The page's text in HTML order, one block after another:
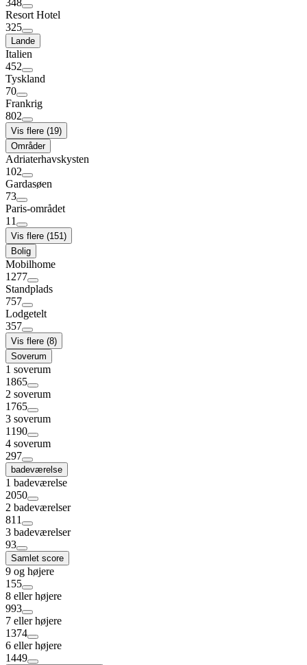
348
Resort Hotel
325
Lande
Italien
452
Tyskland
70
Frankrig
802
Vis flere (19)
Områder
Adriaterhavskysten
102
Gardasøen
73
Paris-området
11
Vis flere (151)
Bolig
Mobilhome
1277
Standplads
757
Lodgetelt
357
Vis flere (8)
Soverum
1 soverum
1865
2 soverum
1765
3 soverum
1190
4 soverum
297
badeværelse
1 badeværelse
2050
2 badeværelser
811
3 badeværelser
93
Samlet score
9 og højere
155
8 eller højere
993
7 eller højere
1374
6 eller højere
1449